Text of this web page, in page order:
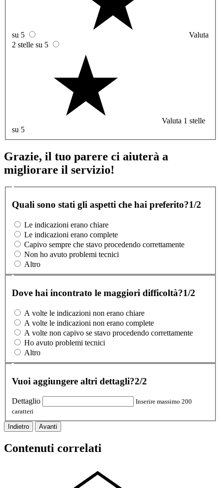
su 5
Valuta
2 stelle su 5
Valuta 1 stelle
su 5
Grazie, il tuo parere ci aiuterà a
migliorare il servizio!
Quali sono stati gli aspetti che hai preferito?1/2
Le indicazioni erano chiare
Le indicazioni erano complete
Capivo sempre che stavo procedendo correttamente
Non ho avuto problemi tecnici
Altro
Dove hai incontrato le maggiori difficoltà?1/2
A volte le indicazioni non erano chiare
A volte le indicazioni non erano complete
A volte non capivo se stavo procedendo correttamente
Ho avuto problemi tecnici
Altro
Vuoi aggiungere altri dettagli?2/2
Dettaglio
Inserire massimo 200
caratteri
Indietro Avanti
Contenuti correlati